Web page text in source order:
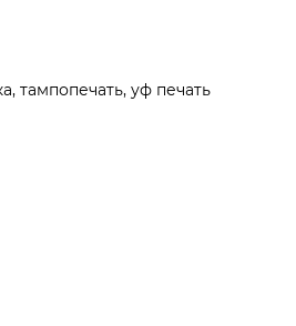
тампопечать, уф печать